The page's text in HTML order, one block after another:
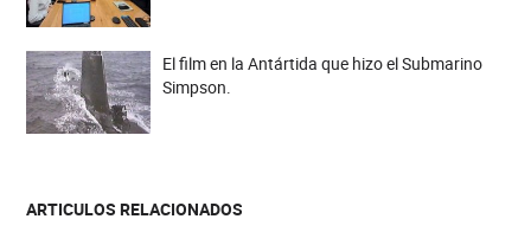
El film en la Antártida que hizo el Submarino
Simpson.
ARTICULOS RELACIONADOS